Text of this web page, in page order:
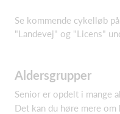
Se kommende cykelløb
"Landevej" og "Licens"
Aldersgrupper
Senior er opdelt i mange
Det kan du høre mere